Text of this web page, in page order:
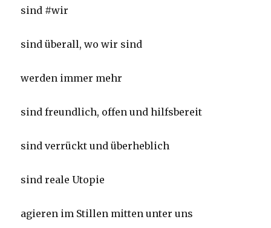
sind #wir
sind überall, wo wir sind
werden immer mehr
sind freundlich, offen und hilfsbereit
sind verrückt und überheblich
sind reale Utopie
agieren im Stillen mitten unter uns